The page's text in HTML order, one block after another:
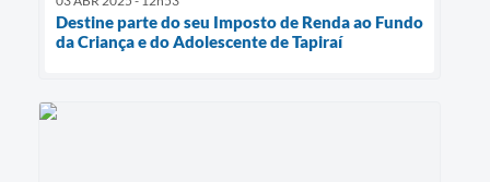
Destine parte do seu Imposto de Renda ao Fundo
da Criança e do Adolescente de Tapiraí